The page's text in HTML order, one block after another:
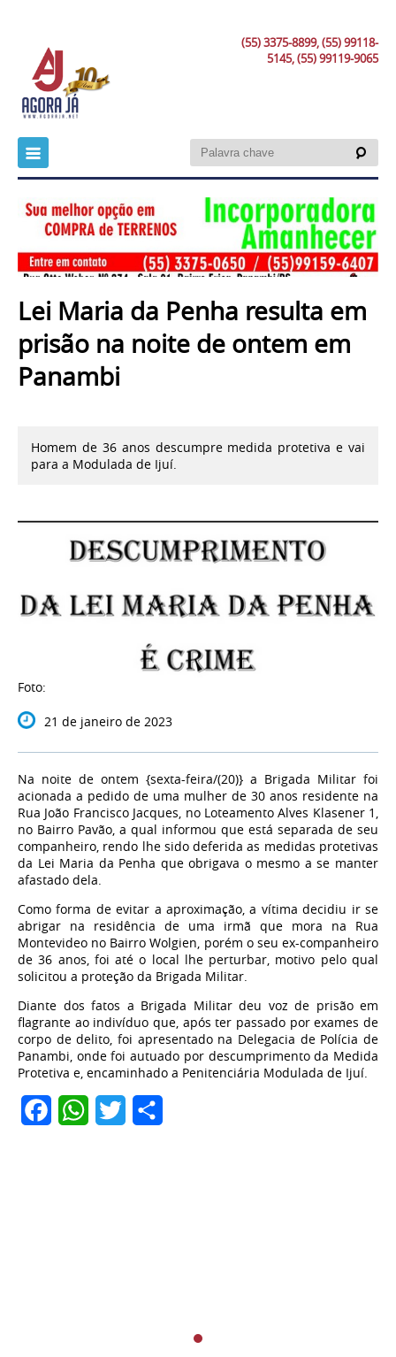
(55) 3375-8899, (55) 99118-
5145, (55) 99119-9065
Lei Maria da Penha resulta em
prisão na noite de ontem em
Panambi
Homem de 36 anos descumpre medida protetiva e vai
para a Modulada de Ijuí.
Foto:
21 de janeiro de 2023
Na noite de ontem {sexta-feira/(20)} a Brigada Militar foi
acionada a pedido de uma mulher de 30 anos residente na
Rua João Francisco Jacques, no Loteamento Alves Klasener 1,
no Bairro Pavão, a qual informou que está separada de seu
companheiro, rendo lhe sido deferida as medidas protetivas
da Lei Maria da Penha que obrigava o mesmo a se manter
afastado dela.
Como forma de evitar a aproximação, a vítima decidiu ir se
abrigar na residência de uma irmã que mora na Rua
Montevideo no Bairro Wolgien, porém o seu ex-companheiro
de 36 anos, foi até o local lhe perturbar, motivo pelo qual
solicitou a proteção da Brigada Militar.
Diante dos fatos a Brigada Militar deu voz de prisão em
flagrante ao indivíduo que, após ter passado por exames de
corpo de delito, foi apresentado na Delegacia de Polícia de
Panambi, onde foi autuado por descumprimento da Medida
Protetiva e, encaminhado a Penitenciária Modulada de Ijuí.
FacebookWhatsApp
Twitter